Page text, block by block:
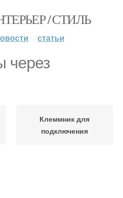
/ СТИЛЬ
статьи
через
Клеммник для
подключения